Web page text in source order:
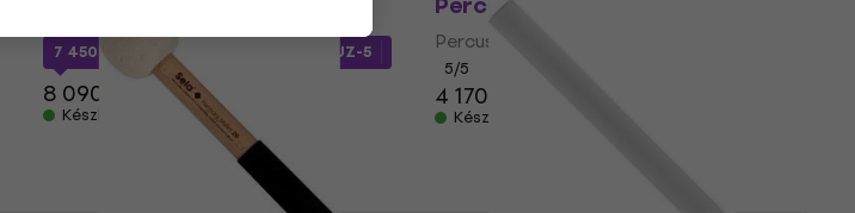
7 450 Ft a következő kóddal MUZMUZ-5
8 090 Ft
Készleten
Percussion ütő
5/5
4 170 Ft
Készleten